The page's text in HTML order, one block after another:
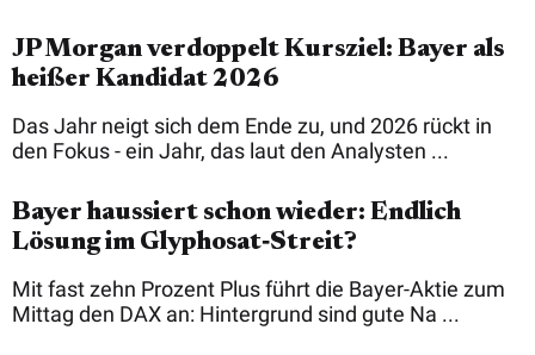
JP Morgan verdoppelt Kursziel: Bayer als
heißer Kandidat 2026
Das Jahr neigt sich dem Ende zu, und 2026 rückt in
den Fokus - ein Jahr, das laut den Analysten ...
Bayer haussiert schon wieder: Endlich
Lösung im Glyphosat‑Streit?
Mit fast zehn Prozent Plus führt die Bayer-Aktie zum
Mittag den DAX an: Hintergrund sind gute Na ...